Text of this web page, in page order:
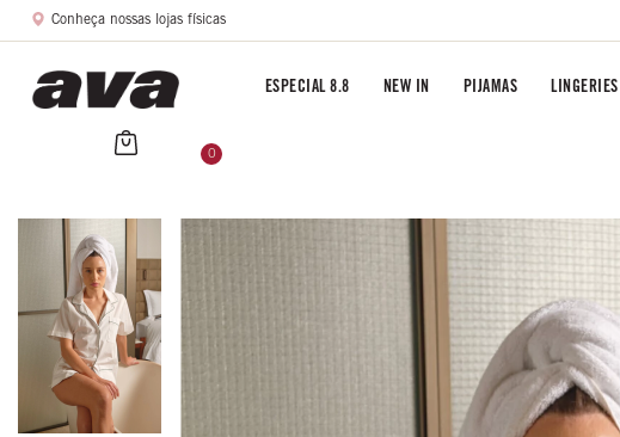
Conheça nossas lojas físicas
ESPECIAL 8.8 NEW IN PIJAMAS LINGERIES
0